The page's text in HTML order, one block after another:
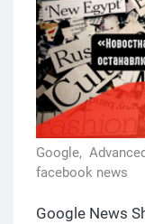
Google,
facebook news
Google News